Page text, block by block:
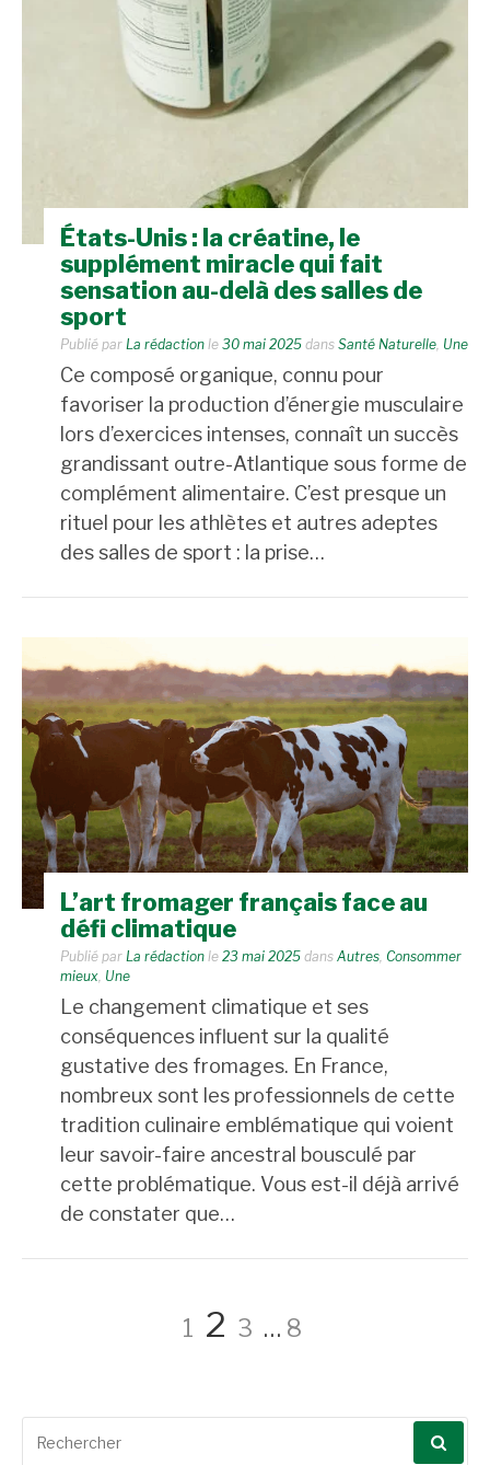
États-Unis : la créatine, le
supplément miracle qui fait
sensation au-delà des salles de
sport
Publié par La rédaction le 30 mai 2025 dans Santé Naturelle Une
Ce composé organique, connu pour
favoriser la production d’énergie musculaire
lors d’exercices intenses, connaît un succès
grandissant outre-Atlantique sous forme de
complément alimentaire. C’est presque un
rituel pour les athlètes et autres adeptes
des salles de sport : la prise…
L’art fromager français face au
défi climatique
Publié par La rédaction le 23 mai 2025 dans Autres, Consommer
mieux, Une
Le changement climatique et ses
conséquences influent sur la qualité
gustative des fromages. En France,
nombreux sont les professionnels de cette
tradition culinaire emblématique qui voient
leur savoir-faire ancestral bousculé par
cette problématique. Vous est-il déjà arrivé
de constater que…
Pagination
des
Page
1 Page
2 Page
3 … Page
8
Recherche